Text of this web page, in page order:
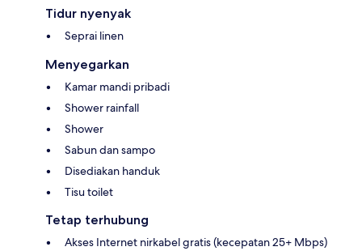
Tidur nyenyak
Seprai linen
Menyegarkan
Kamar mandi pribadi
Shower rainfall
Shower
Sabun dan sampo
Disediakan handuk
Tisu toilet
Tetap terhubung
Akses Internet nirkabel gratis (kecepatan 25+ Mbps)